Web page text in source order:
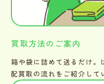
買取方法のご案内
箱や袋に詰めて送るだけ。
配買取の流れをご紹介して